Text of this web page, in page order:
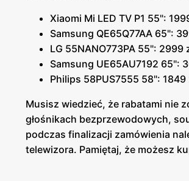
Xiaomi Mi LED TV P1 55":
Samsung QE65Q77AA 65":
LG 55NANO773PA 55": 2999
Samsung UE65AU7192 65":
Philips 58PUS7555 58": 1849
Musisz wiedzieć, że rabatami nie
głośnikach bezprzewodowych,
podczas finalizacji zamówienia
telewizora. Pamiętaj, że możesz